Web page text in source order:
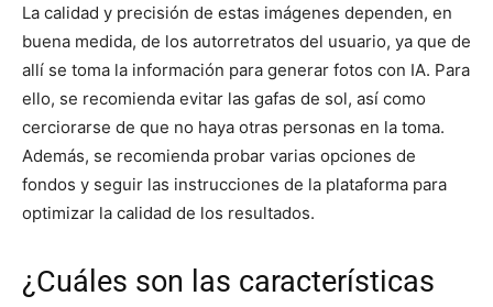
La calidad y precisión de estas imágenes dependen, en
buena medida, de los autorretratos del usuario, ya que de
allí se toma la información para generar fotos con IA. Para
ello, se recomienda evitar las gafas de sol, así como
cerciorarse de que no haya otras personas en la toma.
Además, se recomienda probar varias opciones de
fondos y seguir las instrucciones de la plataforma para
optimizar la calidad de los resultados.
¿Cuáles son las características